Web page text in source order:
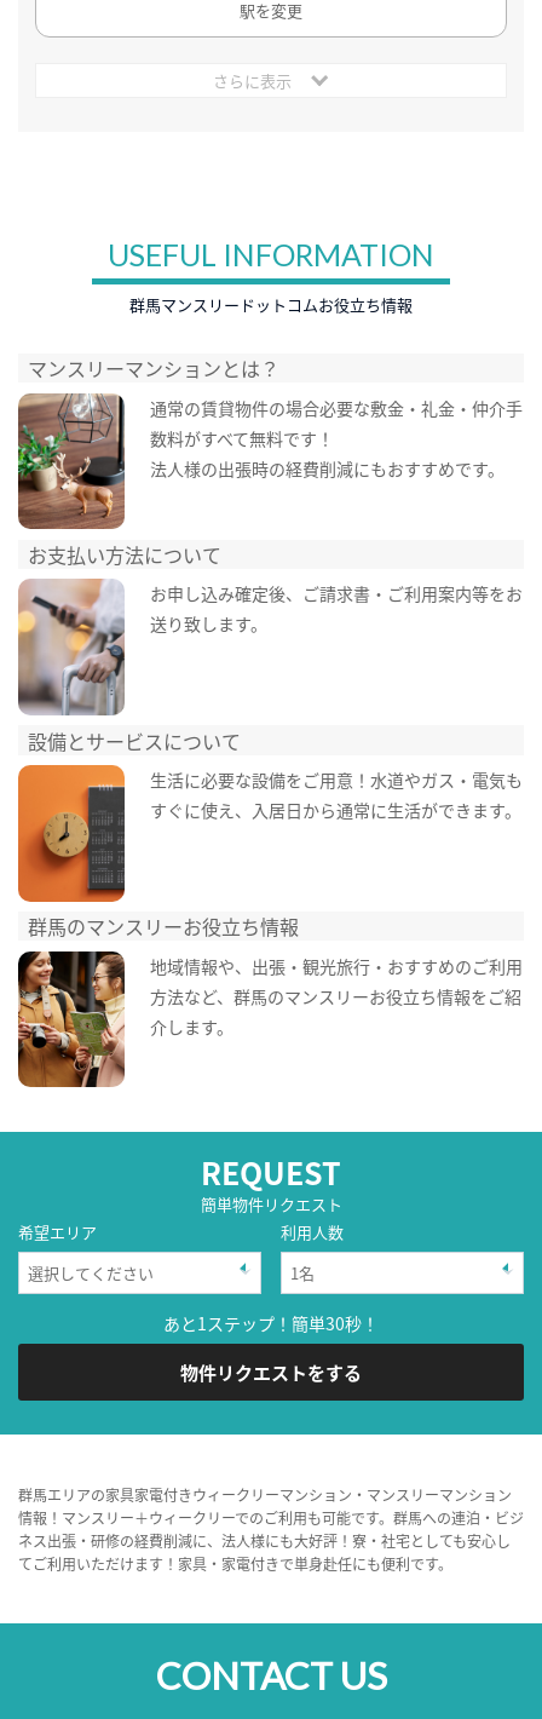
駅を変更
さらに表示
USEFUL INFORMATION
群馬マンスリードットコムお役立ち情報
マンスリーマンションとは？
通常の賃貸物件の場合必要な敷金・礼金・仲介手
数料がすべて無料です！
法人様の出張時の経費削減にもおすすめです。
お支払い方法について
お申し込み確定後、ご請求書・ご利用案内等をお
送り致します。
設備とサービスについて
生活に必要な設備をご用意！水道やガス・電気も
すぐに使え、入居日から通常に生活ができます。
群馬のマンスリーお役立ち情報
地域情報や、出張・観光旅行・おすすめのご利用
方法など、群馬のマンスリーお役立ち情報をご紹
介します。
REQUEST
簡単物件リクエスト
希望エリア
利用人数
あと1ステップ！簡単30秒！
物件リクエストをする
群馬エリアの家具家電付きウィークリーマンション・マンスリーマンション
情報！マンスリー＋ウィークリーでのご利用も可能です。群馬への連泊・ビジ
ネス出張・研修の経費削減に、法人様にも大好評！寮・社宅としても安心し
てご利用いただけます！家具・家電付きで単身赴任にも便利です。
CONTACT US